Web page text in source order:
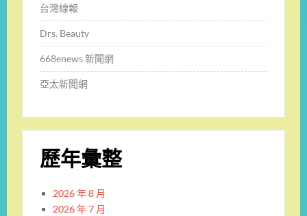
台灣線報
Drs. Beauty
668enews 新聞網
亞太新聞網
歷年彙整
2026 年 8 月
2026 年 7 月